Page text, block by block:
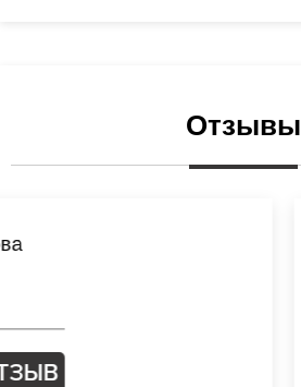
Отзывы
ОСТАВИТЬ ОТЗЫВ